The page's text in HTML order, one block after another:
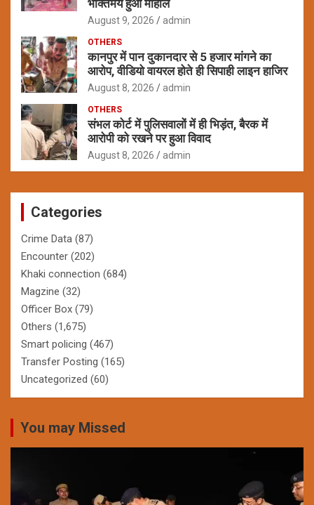
भक्तिमय हुआ माहौल
August 9, 2026 admin
OTHERS
कानपुर में पान दुकानदार से 5 हजार मांगने का
आरोप, वीडियो वायरल होते ही सिपाही लाइन हाजिर
August 8, 2026 admin
OTHERS
संभल कोर्ट में पुलिसवालों में ही भिड़ंत, बैरक में
आरोपी को रखने पर हुआ विवाद
August 8, 2026 admin
Categories
Crime Data (87)
Encounter (202)
Khaki connection (684)
Magzine (32)
Officer Box (79)
Others (1,675)
Smart policing (467)
Transfer Posting (165)
Uncategorized (60)
You may Missed